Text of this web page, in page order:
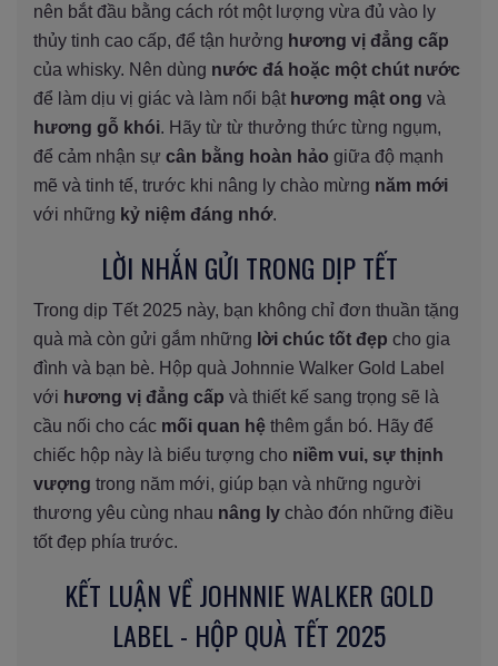
nên bắt đầu bằng cách rót một lượng vừa đủ vào ly
thủy tinh cao cấp, để tận hưởng hương vị đẳng cấp
của whisky. Nên dùng nước đá hoặc một chút nước
để làm dịu vị giác và làm nổi bật hương mật ong và
hương gỗ khói. Hãy từ từ thưởng thức từng ngụm,
để cảm nhận sự cân bằng hoàn hảo giữa độ mạnh
mẽ và tinh tế, trước khi nâng ly chào mừng năm mới
với những kỷ niệm đáng nhớ.
LỜI NHẮN GỬI TRONG DỊP TẾT
Trong dịp Tết 2025 này, bạn không chỉ đơn thuần tặng
quà mà còn gửi gắm những lời chúc tốt đẹp cho gia
đình và bạn bè. Hộp quà Johnnie Walker Gold Label
với hương vị đẳng cấp và thiết kế sang trọng sẽ là
cầu nối cho các mối quan hệ thêm gắn bó. Hãy để
chiếc hộp này là biểu tượng cho niềm vui, sự thịnh
vượng trong năm mới, giúp bạn và những người
thương yêu cùng nhau nâng ly chào đón những điều
tốt đẹp phía trước.
KẾT LUẬN VỀ JOHNNIE WALKER GOLD
LABEL - HỘP QUÀ TẾT 2025